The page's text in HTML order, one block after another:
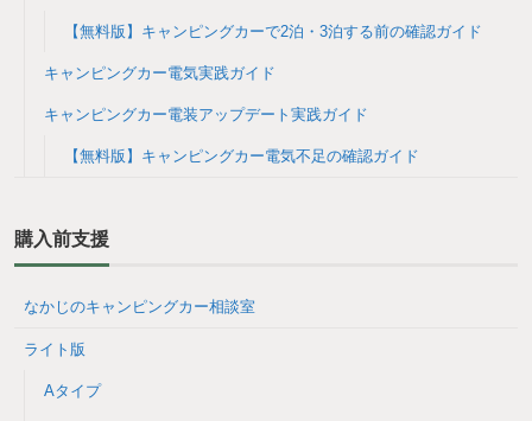
【無料版】キャンピングカーで2泊・3泊する前の確認ガイド
キャンピングカー電気実践ガイド
キャンピングカー電装アップデート実践ガイド
【無料版】キャンピングカー電気不足の確認ガイド
購入前支援
なかじのキャンピングカー相談室
ライト版
Aタイプ